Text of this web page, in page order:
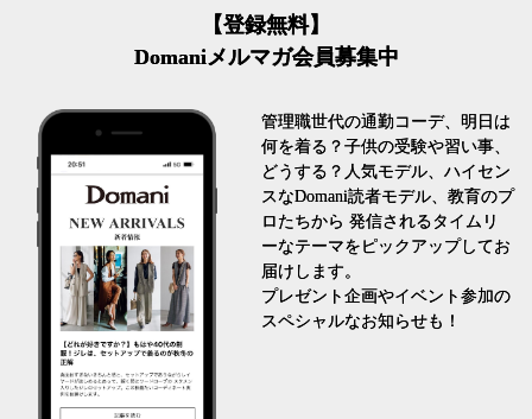
【登録無料】
Domaniメルマガ会員募集中
管理職世代の通勤コーデ、明日は
何を着る？子供の受験や習い事、
どうする？人気モデル、ハイセン
スなDomani読者モデル、教育のプ
ロたちから 発信されるタイムリ
ーなテーマをピックアップしてお
届けします。
プレゼント企画やイベント参加の
スペシャルなお知らせも！